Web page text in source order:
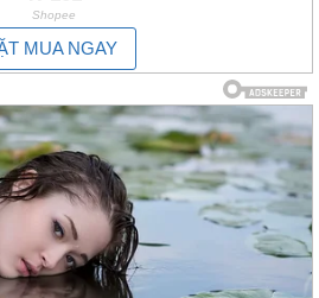
Shopee
MUA NGAY